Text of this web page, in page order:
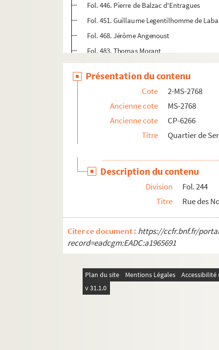
Fol. 446. Pierre de Balzac d'Entragues
Fol. 451. Guillaume Legentilhomme de
Fol. 468. Jérôme Angenoust
Fol. 483. Thomas Morant
Fol. 492. Jésuites et Lycée Charlemagne
Fol. 508. Rue des Jardins
Fol. 509. Rue du Fauconnier, couvent de
Fol. 510. Rue de la Cerisaie
Fol. 514. Hôtel Zamet, puis de Lesdiguières
2-MS-2770. Quartier Barbette (suite)
2-MS-2771. Quartier Barbette (fin) ;
2-MS-2772. Coutures de Sainte-Catherine
2-MS-2774. Quartier des Fossés jaunes,
2-MS-2775. Montmartre (suite)
2-MS-2776. Montmartre (fin)
2-MS-2777. Quartiers divers de Paris
2-MS-2778. Fouilles archéologiques à Paris :
2-MS-2779. Fouilles archéologiques à Paris :
Présentation du contenu
Cote
2-MS-2768
Ancienne cote
MS-2768
Ancienne cote
CP-6266
Titre
Quartier de
Description du contenu
Division
Fol. 244
Titre
Rue des
Citer ce document : https://ccfr.bnf.fr/
record=eadcgm:EADC:a1965691
Plan du site Mentions Légales
v 31.1.0